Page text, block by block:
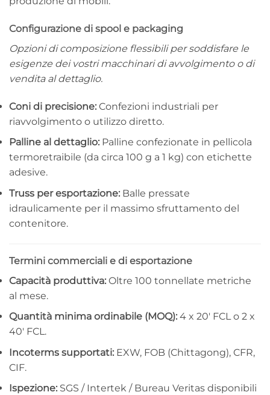
Configurazione di spool e packaging
Opzioni di composizione flessibili per soddisfare le
esigenze dei vostri macchinari di avvolgimento o di
vendita al dettaglio.
Coni di precisione: Confezioni industriali per
riavvolgimento o utilizzo diretto.
Palline al dettaglio: Palline confezionate in pellicola
termoretraibile (da circa 100 g a 1 kg) con etichette
adesive.
Truss per esportazione: Balle pressate
idraulicamente per il massimo sfruttamento del
contenitore.
Termini commerciali e di esportazione
Capacità produttiva: Oltre 100 tonnellate metriche
al mese.
Quantità minima ordinabile (MOQ): 4 x 20′ FCL o 2 x
40′ FCL.
Incoterms supportati: EXW, FOB (Chittagong), CFR,
CIF.
Ispezione: SGS / Intertek / Bureau Veritas disponibili